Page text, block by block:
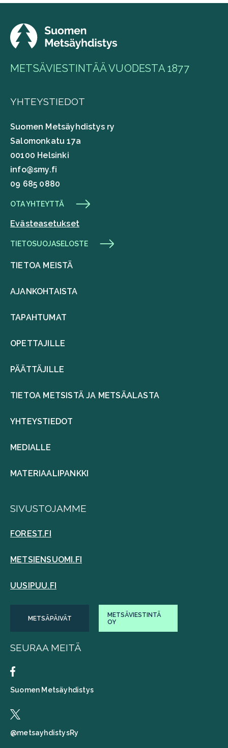
METSÄVIESTINTÄÄ VUODESTA 1877
YHTEYSTIEDOT
Suomen Metsäyhdistys ry
Salomonkatu 17a
00100 Helsinki
info@smy.fi
09 685 0880
OTA YHTEYTTÄ
Evästeasetukset
TIETOSUOJASELOSTE
TIETOA MEISTÄ
AJANKOHTAISTA
TAPAHTUMAT
OPETTAJILLE
PÄÄTTÄJILLE
TIETOA METSISTÄ JA METSÄALASTA
YHTEYSTIEDOT
MEDIALLE
MATERIAALIPANKKI
SIVUSTOJAMME
FOREST.FI
METSIENSUOMI.FI
UUSIPUU.FI
METSÄPÄIVÄT
METSÄVIESTINTÄ
OY
SEURAA MEITÄ
Suomen Metsäyhdistys
@metsayhdistysRy